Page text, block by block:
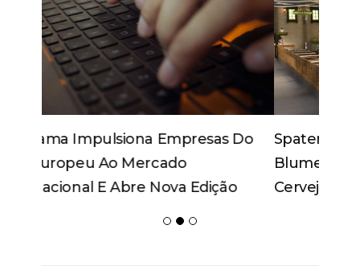
Spaten Tisch Chega À Oktoberfest De
Blumenau Para Celebrar O Ritual Da
Cerveja E Dos Encontros